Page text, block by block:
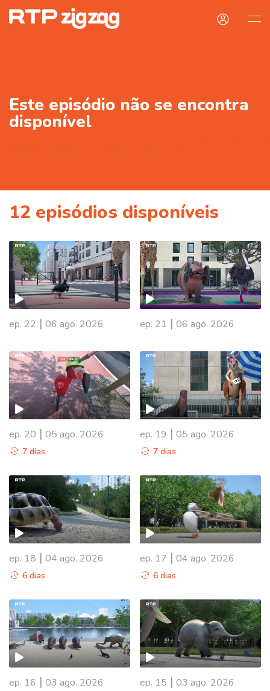
Este episódio não se encontra
disponível
12 episódios disponíveis
ep. 22 | 06 ago. 2026 ep. 21 | 06 ago. 2026
ep. 20 | 05 ago. 2026
7 dias
ep. 19 | 05 ago. 2026
7 dias
ep. 18 | 04 ago. 2026
6 dias
ep. 17 | 04 ago. 2026
6 dias
ep. 16 | 03 ago. 2026 ep. 15 | 03 ago. 2026